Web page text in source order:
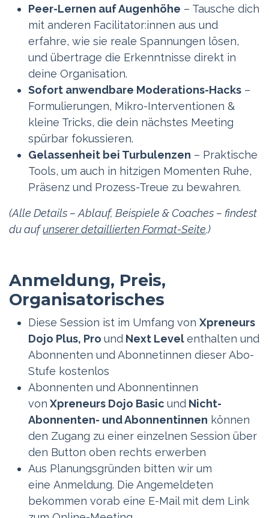
Peer-Lernen auf Augenhöhe – Tausche dich
mit anderen Facilitator:innen aus und
erfahre, wie sie reale Spannungen lösen,
und übertrage die Erkenntnisse direkt in
deine Organisation.
Sofort anwendbare Moderations-Hacks –
Formulierungen, Mikro-Interventionen &
kleine Tricks, die dein nächstes Meeting
spürbar fokussieren.
Gelassenheit bei Turbulenzen – Praktische
Tools, um auch in hitzigen Momenten Ruhe,
Präsenz und Prozess-Treue zu bewahren.
(Alle Details – Ablauf, Beispiele & Coaches – findest
du aufunserer detaillierten Format-Seite.)
Anmeldung, Preis,
Organisatorisches
Diese Session ist im Umfang von Xpreneurs
Dojo Plus, Pro und Next Levelenthalten und
Abonnenten und Abonnetinnen dieser Abo-
Stufe kostenlos
Abonnenten und Abonnentinnen
von Xpreneurs Dojo Basic und Nicht-
Abonnenten- und Abonnentinnen können
den Zugang zu einer einzelnen Session über
den Button oben rechts erwerben
Aus Planungsgründen bitten wir um
eine Anmeldung. Die Angemeldeten
bekommen vorab eine E-Mail mit dem Link